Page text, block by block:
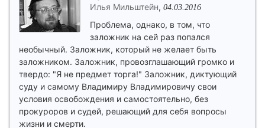
Илья Мильштейн, 04.03.2016
Проблема, однако, в том, что
заложник на сей раз попался
необычный. Заложник, который не желает быть
заложником. Заложник, провозглашающий громко и
твердо: "Я не предмет торга!" Заложник, диктующий
суду и самому Владимиру Владимировичу свои
условия освобождения и самостоятельно, без
прокуроров и судей, решающий для себя вопросы
жизни и смерти.